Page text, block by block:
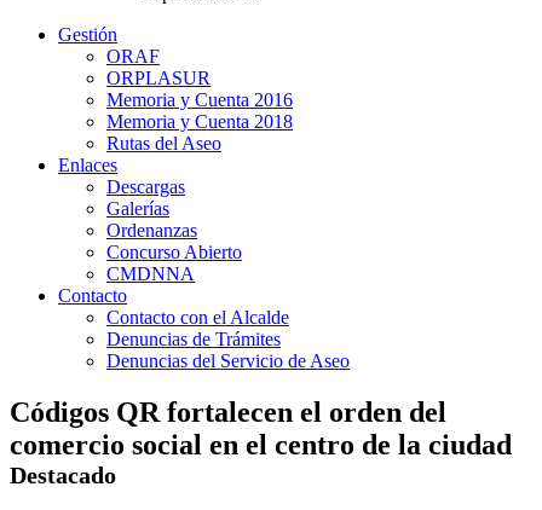
Gestión
ORAF
ORPLASUR
Memoria y Cuenta 2016
Memoria y Cuenta 2018
Rutas del Aseo
Enlaces
Descargas
Galerías
Ordenanzas
Concurso Abierto
CMDNNA
Contacto
Contacto con el Alcalde
Denuncias de Trámites
Denuncias del Servicio de Aseo
Códigos QR fortalecen el orden del
comercio social en el centro de la ciudad
Destacado